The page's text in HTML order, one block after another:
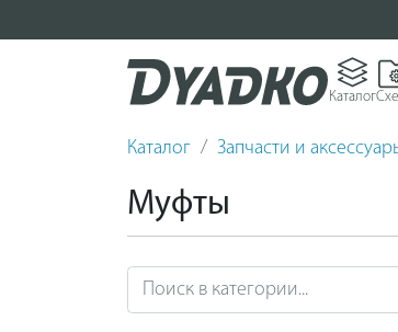
Каталог
Каталог Запчасти и
Муфты